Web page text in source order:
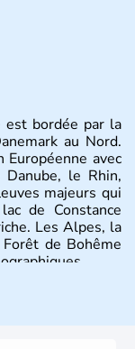
est bordée par la
au Nord.
avec
le Rhin,
majeurs qui
de Constance
Les Alpes, la
de Bohême